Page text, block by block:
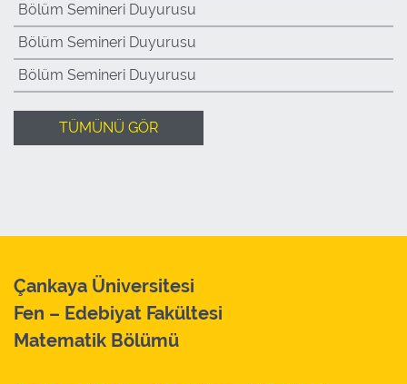
Bölüm Semineri Duyurusu
Bölüm Semineri Duyurusu
Bölüm Semineri Duyurusu
TÜMÜNÜ GÖR
Çankaya Üniversitesi
Fen – Edebiyat Fakültesi
Matematik Bölümü